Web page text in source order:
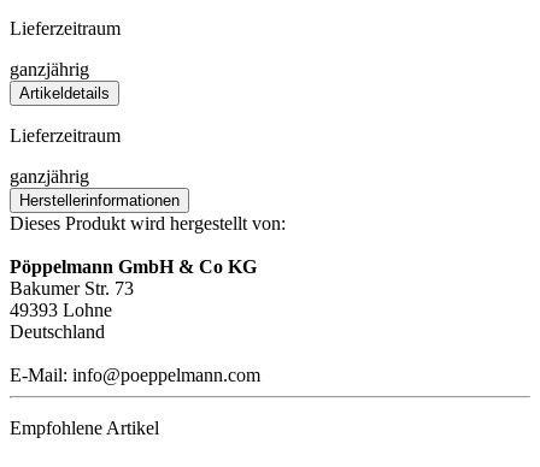
Lieferzeitraum
ganzjährig
Artikeldetails
Lieferzeitraum
ganzjährig
Herstellerinformationen
Dieses Produkt wird hergestellt von:
Pöppelmann GmbH & Co KG
Bakumer Str. 73
49393 Lohne
Deutschland
E-Mail: info@poeppelmann.com
Empfohlene Artikel